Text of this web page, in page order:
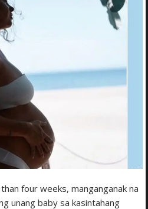
four weeks, manganganak na
unang baby sa kasintahang